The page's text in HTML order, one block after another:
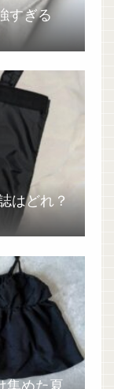
すぎる
はどれ？